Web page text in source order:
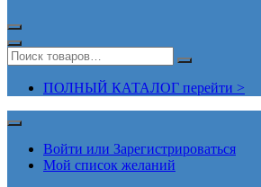
ПОЛНЫЙ КАТАЛОГ перейти >
Войти или Зарегистрироваться
Мой список желаний